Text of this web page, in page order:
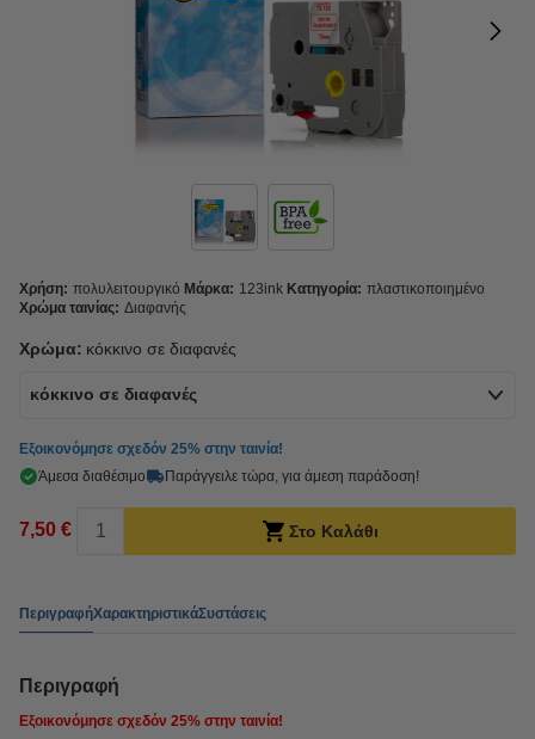
Χρήση: πολυλειτουργικό Μάρκα: 123ink Κατηγορία: πλαστικοποιημένο
Χρώμα ταινίας: Διαφανής
Χρώμα: κόκκινο σε διαφανές
κόκκινο σε διαφανές
Εξοικονόμησε σχεδόν 25% στην ταινία!
Άμεσα διαθέσιμο
Παράγγειλε τώρα, για άμεση παράδοση!
7,50 € Στο Καλάθι
ΠεριγραφήΧαρακτηριστικάΣυστάσεις
Περιγραφή
Εξοικονόμησε σχεδόν 25% στην ταινία!